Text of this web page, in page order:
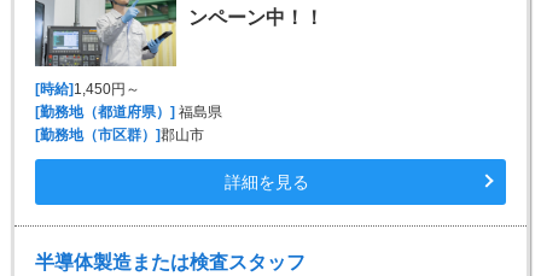
ンペーン中！！
[時給] 1,450円～
[勤務地（都道府県）] 福島県
[勤務地（市区群）]郡山市
詳細を見る
半導体製造または検査スタッフ